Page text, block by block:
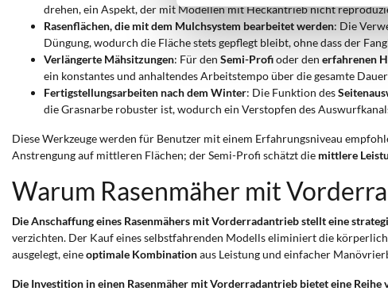
drehen, ein Aspekt, der mit Modellen mit Heckantrieb nicht
Rasenflächen, die mit dem Mulchsystem bearbeitet werden: Die
Düngung, wodurch die Fläche stets gepflegt bleibt, ohne dass der
Verlängerte Mähsitzungen: Für den Semi-Profioder den erfahrenen
ein konstantes und anhaltendes Arbeitstempo über die gesamte
Fertigstellungsarbeiten nach dem Winter: Die Funktion des
die Grasnarbe robuster ist, wodurch ein Verstopfen des
Diese Werkzeuge werden für Benutzer mit einem Erfahrungsniveau
Anstrengung auf mittleren Flächen; der Semi-Profi schätzt die mittlere
Warum Rasenmäher mit
Die Anschaffung eines Rasenmähers mit Vorderradantrieb stellt eine
verzichten. Der Kauf eines selbstfahrenden Modells eliminiert die
ausgelegt, eineoptimale Kombinationaus Leistung und einfacher
Die Investition in einen Rasenmäher mit Vorderradantrieb bietet eine